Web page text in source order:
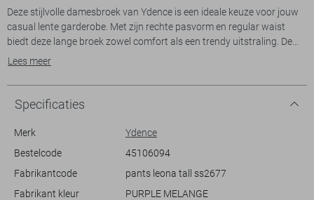
Deze stijlvolle damesbroek van Ydence is een ideale keuze voor jouw
casual lente garderobe. Met zijn rechte pasvorm en regular waist
biedt deze lange broek zowel comfort als een trendy uitstraling. De
subtiele textuur geeft een extra dimensie aan de zachtpaarse stof,
Met handige steekzakken kun je makkelijk kleine essentials opbergen,
wat deze broek praktisch maakt voor dagelijks gebruik.
De knoop- en ritssluiting zorgen voor een moeiteloze en veilige
comfortabel. Combineer deze Ydence broek met een eenvoudige top
voor een ontspannen dagje uit, of kleed hem op met een elegante
blouse voor een meer verfijnde look. Of je nu een middag in het park
Lees meer
Specificaties
Merk
Ydence
Bestelcode
45106094
Fabrikantcode
pants leona tall ss2677
Fabrikant kleur
PURPLE MELANGE